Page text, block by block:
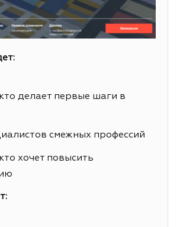
делает первые шаги в
смежных профессий
хочет повысить